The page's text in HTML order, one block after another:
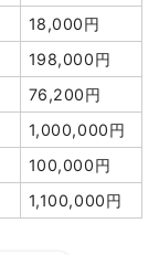
18,000円
198,000円
76,200円
1,000,000円
100,000円
1,100,000円